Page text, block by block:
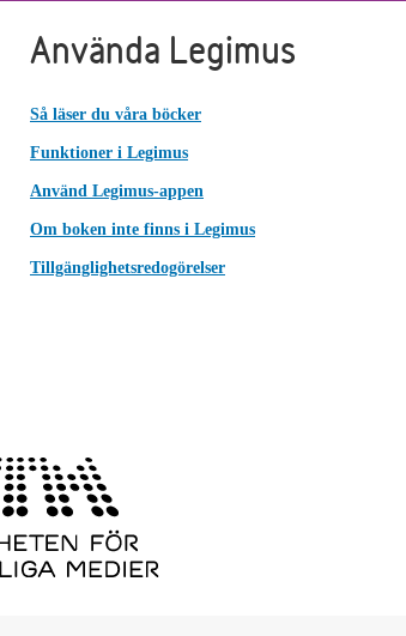
Använda Legimus
Så läser du våra böcker
Funktioner i Legimus
Använd Legimus-appen
Om boken inte finns i Legimus
Tillgänglighetsredogörelser